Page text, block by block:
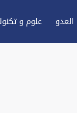
علوم و